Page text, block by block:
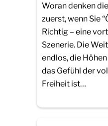
Woran denken
zuerst, wenn Sie
Richtig – eine
Szenerie. Die
endlos, die
das Gefühl der
Freiheit ist…